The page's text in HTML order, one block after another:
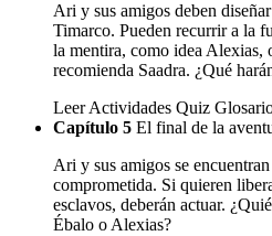
Ari y sus amigos deben
Timarco. Pueden recurrir a la
la mentira, como idea Alexias,
recomienda Saadra. ¿Qué
Leer Actividades Quiz
Capítulo 5 El final de la
Ari y sus amigos se
comprometida. Si quieren
esclavos, deberán actuar.
Ébalo o Alexias?